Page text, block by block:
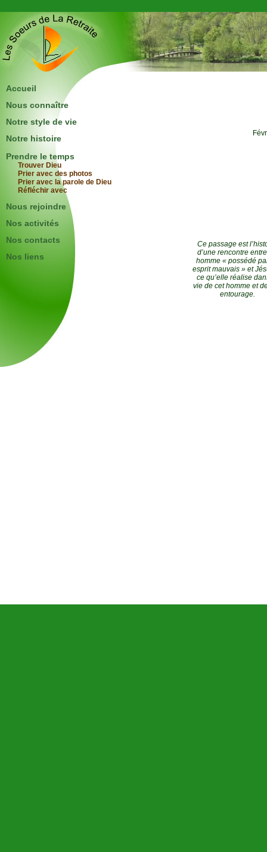
Accueil
Nous connaître
Notre style de vie
Notre histoire
Prendre le temps
Trouver Dieu
Prier avec des photos
Prier avec la parole de Dieu
Réfléchir avec
Nous rejoindre
Nos activités
Nos contacts
Nos liens
Ce passage est
d’une rencontre
homme « possédé
esprit mauvais » et
ce qu’elle réalise
vie de cet homme et
entourage.